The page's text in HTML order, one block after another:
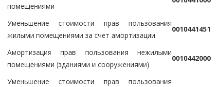
помещениями
Уменьшение стоимости прав пользования
жилыми помещениями за счет амортизации
0010441451
Амортизация прав пользования нежилыми
помещениями (зданиями и сооружениями)
0010442000
Уменьшение стоимости прав пользования